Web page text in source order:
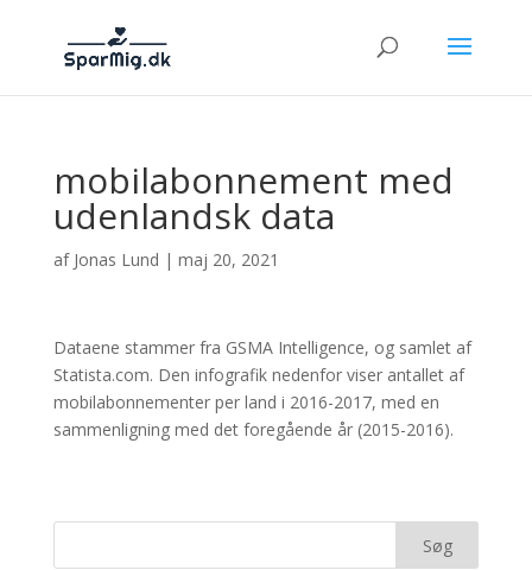
mobilabonnement med
udenlandsk data
af Jonas Lund | maj 20, 2021
Dataene stammer fra GSMA Intelligence, og samlet af
Statista.com. Den infografik nedenfor viser antallet af
mobilabonnementer per land i 2016-2017, med en
sammenligning med det foregående år (2015-2016).